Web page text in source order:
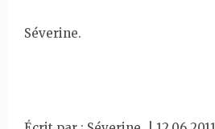
Séverine.